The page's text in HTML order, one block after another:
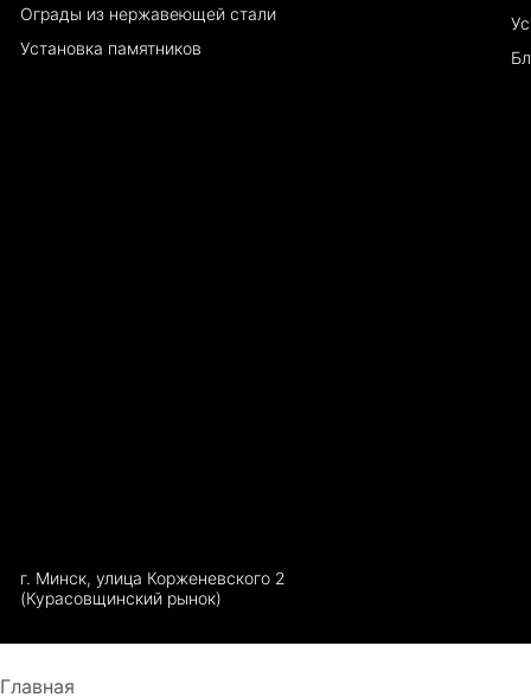
Ограды из нержавеющей стали
Установка памятников
г. Минск, улица Корженевского 2
(Курасовщинский рынок)
Главная